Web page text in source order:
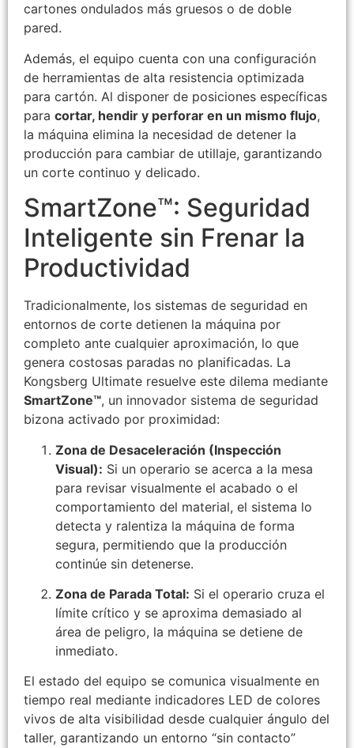
cartones ondulados más gruesos o de doble
pared.
Además, el equipo cuenta con una configuración
de herramientas de alta resistencia optimizada
para cartón. Al disponer de posiciones específicas
para cortar, hendir y perforar en un mismo flujo,
la máquina elimina la necesidad de detener la
producción para cambiar de utillaje, garantizando
un corte continuo y delicado.
SmartZone™: Seguridad
Inteligente sin Frenar la
Productividad
Tradicionalmente, los sistemas de seguridad en
entornos de corte detienen la máquina por
completo ante cualquier aproximación, lo que
genera costosas paradas no planificadas. La
Kongsberg Ultimate resuelve este dilema mediante
SmartZone™, un innovador sistema de seguridad
bizona activado por proximidad:
Zona de Desaceleración (Inspección
Visual): Si un operario se acerca a la mesa
para revisar visualmente el acabado o el
comportamiento del material, el sistema lo
detecta y ralentiza la máquina de forma
segura, permitiendo que la producción
continúe sin detenerse.
Zona de Parada Total: Si el operario cruza el
límite crítico y se aproxima demasiado al
área de peligro, la máquina se detiene de
inmediato.
El estado del equipo se comunica visualmente en
tiempo real mediante indicadores LED de colores
vivos de alta visibilidad desde cualquier ángulo del
taller, garantizando un entorno “sin contacto”